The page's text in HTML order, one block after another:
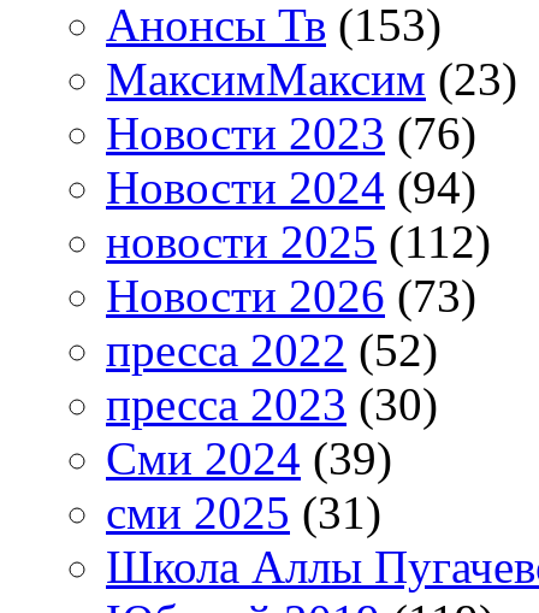
Анонсы Тв (153)
МаксимМаксим (23)
Новости 2023 (76)
Новости 2024 (94)
новости 2025 (112)
Новости 2026 (73)
пресса 2022 (52)
пресса 2023 (30)
Сми 2024 (39)
сми 2025 (31)
Школа Аллы